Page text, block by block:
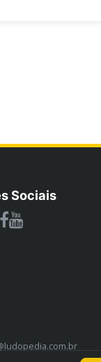
Sociais